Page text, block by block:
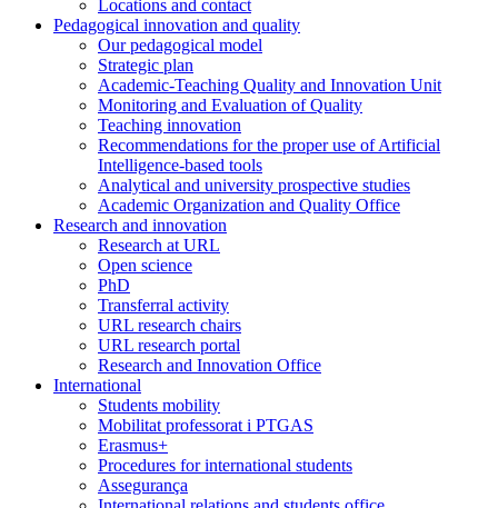
Locations and contact
Pedagogical innovation and quality
Our pedagogical model
Strategic plan
Academic-Teaching Quality and Innovation Unit
Monitoring and Evaluation of Quality
Teaching innovation
Recommendations for the proper use of Artificial
Intelligence-based tools
Analytical and university prospective studies
Academic Organization and Quality Office
Research and innovation
Research at URL
Open science
PhD
Transferral activity
URL research chairs
URL research portal
Research and Innovation Office
International
Students mobility
Mobilitat professorat i PTGAS
Erasmus+
Procedures for international students
Assegurança